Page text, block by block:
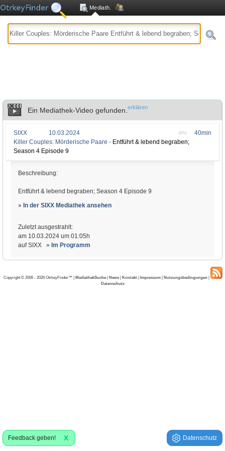
Mediath.
Ein Mediathek-Video gefunden. erklären
40min
EPG
SIXX
10.03.2024
Killer Couples: Mörderische Paare - Entführt & lebend begraben;
Season 4 Episode 9
Beschreibung:
Entführt & lebend begraben; Season 4 Episode 9
» In der SIXX Mediathek ansehen
Zuletzt ausgestrahlt:
am 10.03.2024 um 01:05h
auf SIXX » Im Programm
Copyright © 2006 - 2026 OtrkeyFinder™ | MediathekSuche | News | Kontakt | Impressum | Nutzungsbedingungen |
Datenschutz
Feedback geben! X Datenschutz